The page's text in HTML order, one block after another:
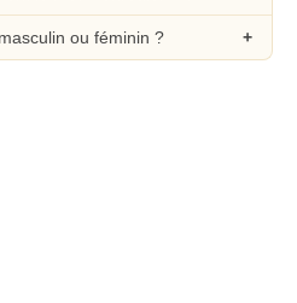
ou féminin ?